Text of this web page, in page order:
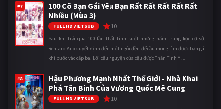
#7
100 Cô Bạn Gái Yêu Bạn Rất Rất Rất Rất Rất
Nhiều (Mùa 3)
FULL HD VIETSUB 10
Sau khi trải qua 100 lần thất tình suốt những năm trung học cơ sở,
Rentaro Aijo quyết định đến một ngôi đền để cầu mong tìm được bạn gái
khi bước vào cấp ba. Lời cầu nguyện của cậu được Thần Tình Y ...
#8
Hậu Phương Mạnh Nhất Thế Giới - Nhà Khai
Phá Tân Binh Của Vương Quốc Mê Cung
FULL HD VIETSUB 10